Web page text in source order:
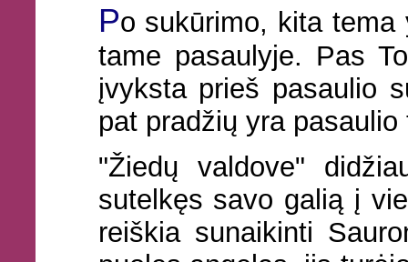
Po sukūrimo, kita tema
tame pasaulyje. Pas
įvyksta prieš pasaulio
pat pradžių yra
"Žiedų valdove"
sutelkęs savo galią į
reiškia sunaikinti